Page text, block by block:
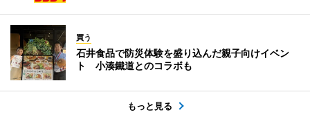
買う
石井食品で防災体験を盛り込んだ親子向けイベン
ト 小湊鐵道とのコラボも
もっと見る